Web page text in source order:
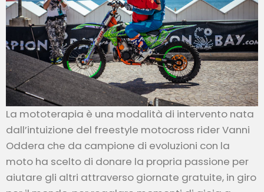
La mototerapia è una modalità di intervento nata
dall’intuizione del freestyle motocross rider Vanni
Oddera che da campione di evoluzioni con la
moto ha scelto di donare la propria passione per
aiutare gli altri attraverso giornate gratuite, in giro